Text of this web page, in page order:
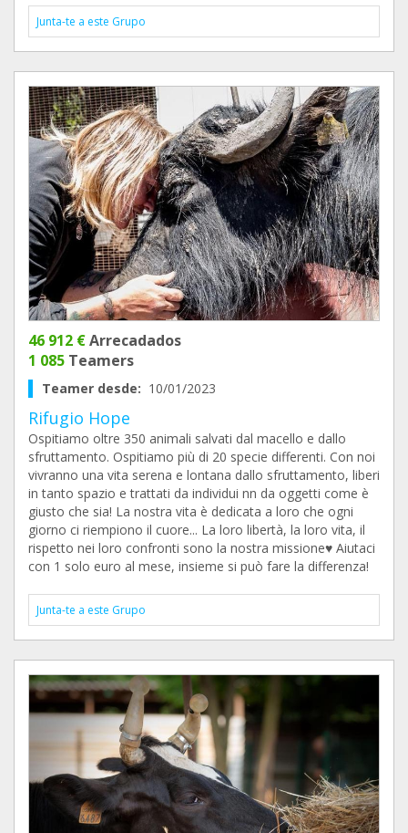
Junta-te a este Grupo
46 912 €Arrecadados
1 085 Teamers
Teamer desde: 10/01/2023
Rifugio Hope
Ospitiamo oltre 350 animali salvati dal macello e dallo
sfruttamento. Ospitiamo più di 20 specie differenti. Con noi
vivranno una vita serena e lontana dallo sfruttamento, liberi
in tanto spazio e trattati da individui nn da oggetti come è
giusto che sia! La nostra vita è dedicata a loro che ogni
giorno ci riempiono il cuore... La loro libertà, la loro vita, il
rispetto nei loro confronti sono la nostra missione♥️ Aiutaci
con 1 solo euro al mese, insieme si può fare la differenza!
Junta-te a este Grupo